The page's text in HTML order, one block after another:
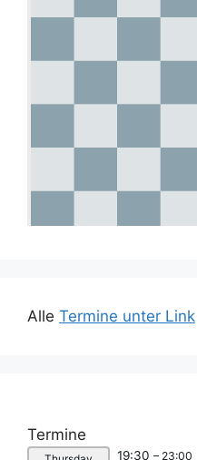
Alle Termine unter Link
Termine
19:30 – 23:00